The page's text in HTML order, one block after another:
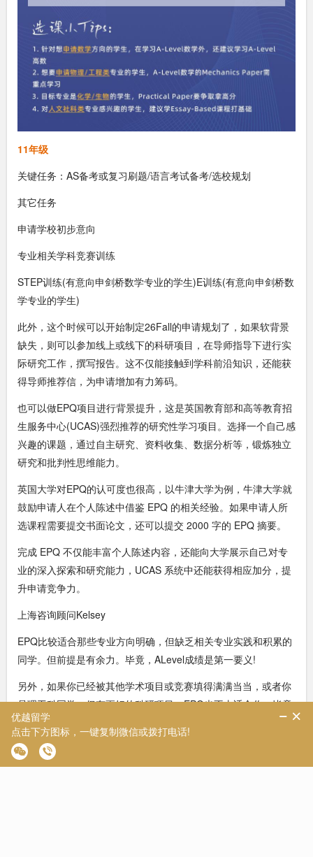
11年级
关键任务：AS备考或复习刷题/语言考试备考/选校规划
其它任务
申请学校初步意向
专业相关学科竞赛训练
STEP训练(有意向申剑桥数学专业的学生)E训练(有意向申剑桥数
学专业的学生)
此外，这个时候可以开始制定26Fall的申请规划了，如果软背景
缺失，则可以参加线上或线下的科研项目，在导师指导下进行实
际研究工作，撰写报告。这不仅能接触到学科前沿知识，还能获
得导师推荐信，为申请增加有力筹码。
也可以做EPQ项目进行背景提升，这是英国教育部和高等教育招
生服务中心(UCAS)强烈推荐的研究性学习项目。选择一个自己感
兴趣的课题，通过自主研究、资料收集、数据分析等，锻炼独立
研究和批判性思维能力。
英国大学对EPQ的认可度也很高，以牛津大学为例，牛津大学就
鼓励申请人在个人陈述中借鉴 EPQ 的相关经验。如果申请人所
选课程需要提交书面论文，还可以提交 2000 字的 EPQ 摘要。
完成 EPQ 不仅能丰富个人陈述内容，还能向大学展示自己对专
业的深入探索和研究能力，UCAS 系统中还能获得相应加分，提
升申请竞争力。
上海咨询顾问Kelsey
EPQ比较适合那些专业方向明确，但缺乏相关专业实践和积累的
同学。但前提是有余力。毕竟，ALevel成绩是第一要义!
另外，如果你已经被其他学术项目或竞赛填得满满当当，或者你
是理工科同学，但有更好的科研项目，EPQ也不太适合你，毕竟
EPQ的研究多偏向文献综述，更适合人文社科领域的同学。
12年级